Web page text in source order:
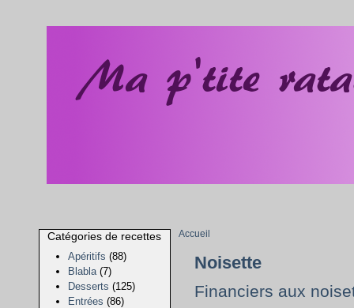
Catégories de recettes
Apéritifs (88)
Blabla (7)
Desserts (125)
Entrées (86)
Accueil
Noisette
Financiers aux